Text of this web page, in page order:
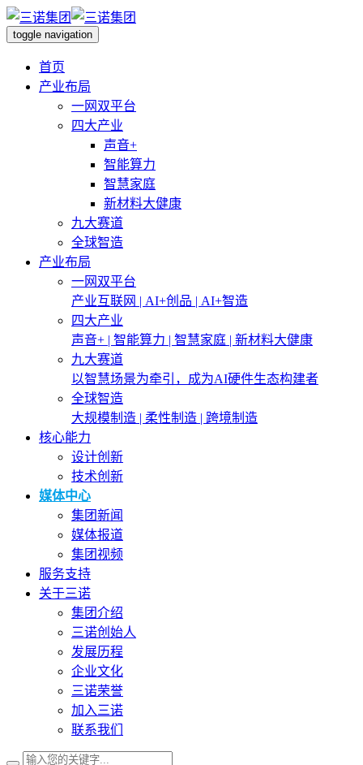
toggle navigation
首页
产业布局
一网双平台
四大产业
声音+
智能算力
智慧家庭
新材料大健康
九大赛道
全球智造
产业布局
一网双平台
产业互联网 | AI+创品 | AI+智造
四大产业
声音+ | 智能算力 | 智慧家庭 | 新材料大健康
九大赛道
以智慧场景为牵引，成为AI硬件生态构建者
全球智造
大规模制造 | 柔性制造 | 跨境制造
核心能力
设计创新
技术创新
媒体中心
集团新闻
媒体报道
集团视频
服务支持
关于三诺
集团介绍
三诺创始人
发展历程
企业文化
三诺荣誉
加入三诺
联系我们